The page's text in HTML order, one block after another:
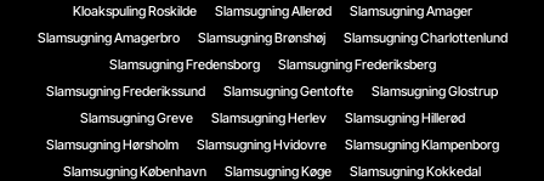
Kloakspuling Roskilde
Slamsugning Allerød
Slamsugning Amager
Slamsugning Amagerbro
Slamsugning Brønshøj
Slamsugning Charlottenlund
Slamsugning Fredensborg
Slamsugning Frederiksberg
Slamsugning Frederikssund
Slamsugning Gentofte
Slamsugning Glostrup
Slamsugning Greve
Slamsugning Herlev
Slamsugning Hillerød
Slamsugning Hørsholm
Slamsugning Hvidovre
Slamsugning Klampenborg
Slamsugning København
Slamsugning Køge
Slamsugning Kokkedal